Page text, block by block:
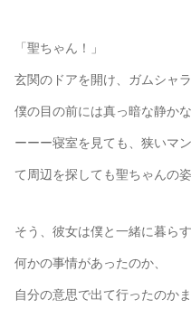
「聖ちゃん！」
玄関のドアを開け、ガムシャ
僕の目の前には真っ暗な静か
ーーー寝室を見ても、狭いマ
て周辺を探しても聖ちゃんの
そう、彼女は僕と一緒に暮ら
何かの事情があったのか、
自分の意思で出て行ったのか